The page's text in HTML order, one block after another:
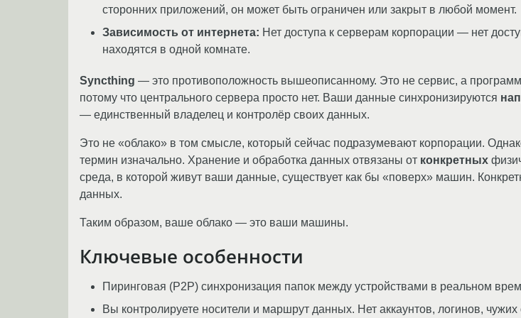
сторонних приложений, он может быть ограничен или закрыт в любой момент.
Зависимость от интернета: Нет доступа к серверам корпорации — нет
находятся в одной комнате.
Syncthing — это противоположность вышеописанному. Это не сервис, а
потому что центрального сервера просто нет. Ваши данные синхронизируются
— единственный владелец и контролёр своих данных.
Это не «облако» в том смысле, который сейчас подразумевают корпорации.
термин изначально. Хранение и обработка данных отвязаны от конкретных
среда, в которой живут ваши данные, существует как бы «поверх» машин.
данных.
Таким образом, ваше облако — это ваши машины.
Ключевые особенности
Пиринговая (P2P) синхронизация папок между устройствами в реальном
Вы контролируете носители и маршрут данных. Нет аккаунтов, логинов,